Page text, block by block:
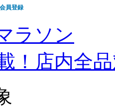
会員登録
ラソン
！店内全